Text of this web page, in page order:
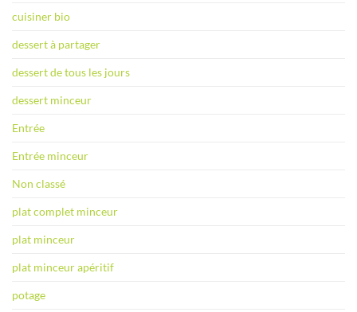
cuisiner bio
dessert à partager
dessert de tous les jours
dessert minceur
Entrée
Entrée minceur
Non classé
plat complet minceur
plat minceur
plat minceur apéritif
potage